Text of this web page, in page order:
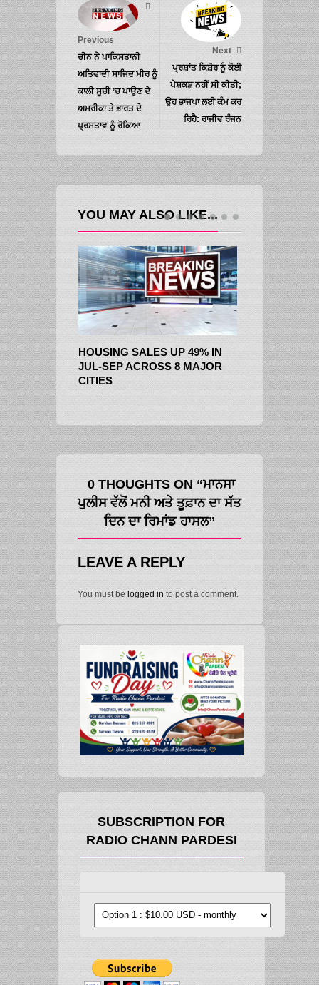
Previous
ਚੀਨ ਨੇ ਪਾਕਿਸਤਾਨੀ
ਅਤਿਵਾਦੀ ਸਾਜਿਦ ਮੀਰ ਨੂੰ
ਕਾਲੀ ਸੂਚੀ ’ਚ ਪਾਉਣ ਦੇ
ਅਮਰੀਕਾ ਤੇ ਭਾਰਤ ਦੇ
ਪ੍ਰਸਤਾਵ ਨੂੰ ਰੋਕਿਆ
Next
ਪ੍ਰਸ਼ਾਂਤ ਕਿਸ਼ੋਰ ਨੂੰ ਕੋਈ
ਪੇਸ਼ਕਸ਼ ਨਹੀਂ ਸੀ ਕੀਤੀ;
ਉਹ ਭਾਜਪਾ ਲਈ ਕੰਮ ਕਰ
ਰਿਹੈ: ਰਾਜੀਵ ਰੰਜਨ
YOU MAY ALSO LIKE...
UP 49% IN
8 MAJOR
ਸੋਮਵਾਰ ਨੂੰ ਖੜਗੇ ਤੇ ਥਰੂਰ ਵਿਚਾਲੇ
ਮੁਕਾਬਲਾ: ਕਾਂਗਰਸ ’ਚ 24 ਸਾਲ ਬਾਅਦ
ਹੋਵੇਗਾ ਗਾਂਧੀ ਪਰਿਵਾਰ ਤੋਂ ਬਾਹਰ ਦਾ
ਪ੍ਰਧਾਨ
ਪੰਜਾਬ
ਤਿੰਨ ਸਥਾਨ
ਨੂੰ ਦੇਵੇਗੀ
0 THOUGHTS ON “ਮਾਨਸਾ
ਪੁਲੀਸ ਵੱਲੋਂ ਮਨੀ ਅਤੇ ਤੂਫ਼ਾਨ ਦਾ‌ ਸੱਤ
ਦਿਨ ਦਾ ਰਿਮਾਂਡ ਹਾਸਲ”
LEAVE A REPLY
You must be logged in to post a comment.
SUBSCRIPTION FOR
RADIO CHANN PARDESI